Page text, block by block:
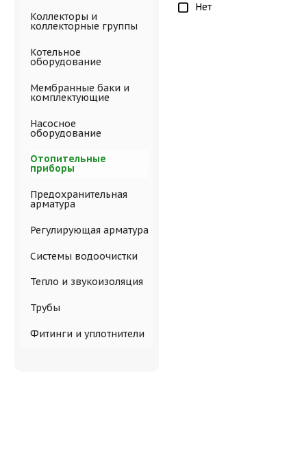
Нет
Коллекторы и
коллекторные группы
Котельное
оборудование
Мембранные баки и
комплектующие
Насосное
оборудование
Отопительные
приборы
Предохранительная
арматура
Регулирующая арматура
Системы водоочистки
Тепло и звукоизоляция
Трубы
Фитинги и уплотнители